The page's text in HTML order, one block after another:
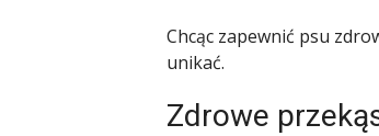
Chcąc zapewnić psu
unikać.
Zdrowe